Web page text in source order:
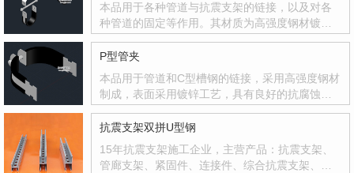
本品用于各种管道与抗震支架的链接，以及对各
种管道的固定等作用。其材质为高强度钢材镀锌
用橡胶材质增加管夹与管道的摩擦力。
P型管夹
本品用于管道和C型槽钢的链接，采用高强度钢材
制成，表面采用镀锌工艺，具有良好的抗腐蚀抗
使用，便可达到良好的管材与槽钢之间的固定作
用。并且使用塑胶包裹主体与管材接触面，极大
的增加了摩擦力。使产品稳定性更强。
抗震支架双拼U型钢
15年抗震支架施工企业，主营产品：抗震支架、
管廊支架、紧固件、连接件、综合抗震支架、抗